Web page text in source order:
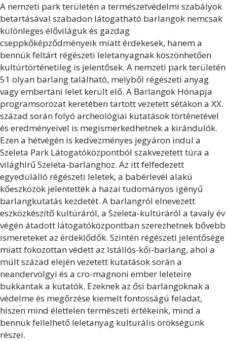
A nemzeti park területén a természetvédelmi szabályok
betartásával szabadon látogatható barlangok nemcsak
különleges élőviláguk és gazdag
cseppkőképződményeik miatt érdekesek, hanem a
bennük feltárt régészeti leletanyagnak köszönhetően
kultúrtörténetileg is jelentősek. A nemzeti park területén
51 olyan barlang található, melyből régészeti anyag
vagy embertani lelet került elő. A Barlangok Hónapja
programsorozat keretében tartott vezetett sétákon a XX.
század során folyó archeológiai kutatások történetével
és eredményeivel is megismerkedhetnek a kirándulók.
Ezen a hétvégén is kedvezményes jegyáron indul a
Szeleta Park Látogatóközpontból szakvezetett túra a
világhírű Szeleta-barlanghoz. Az itt felfedezett
egyedülálló régészeti leletek, a babérlevél alakú
kőeszközök jelentették a hazai tudományos igényű
barlangkutatás kezdetét. A barlangról elnevezett
eszközkészítő kultúráról, a Szeleta-kultúráról a tavaly év
végén átadott látogatóközpontban szerezhetnek bővebb
ismereteket az érdeklődők. Szintén régészeti jelentősége
miatt fokozottan védett az Istállós-kői-barlang, ahol a
múlt század elején vezetett kutatások során a
neandervölgyi és a cro-magnoni ember leleteire
bukkantak a kutatók. Ezeknek az ősi barlangoknak a
védelme és megőrzése kiemelt fontosságú feladat,
hiszen mind élettelen természeti értékeink, mind a
bennük fellelhető leletanyag kulturális örökségünk
részei.